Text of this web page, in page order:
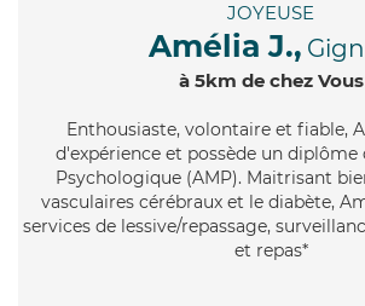
JOYEUSE
Amélia J.,
à 5km de chez Vous
Enthousiaste, volontaire et fiable,
d'expérience et possède un diplôme
Psychologique (AMP). Maitrisant
vasculaires cérébraux et le diabète,
services de lessive/repassage,
et repas*